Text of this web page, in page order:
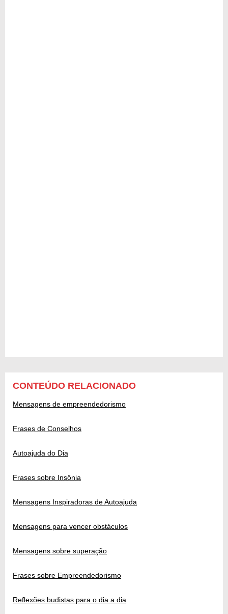
CONTEÚDO RELACIONADO
Mensagens de empreendedorismo
Frases de Conselhos
Autoajuda do Dia
Frases sobre Insônia
Mensagens Inspiradoras de Autoajuda
Mensagens para vencer obstáculos
Mensagens sobre superação
Frases sobre Empreendedorismo
Reflexões budistas para o dia a dia